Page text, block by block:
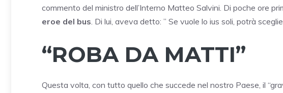
commento del ministro dell’Interno Matteo Salvini. Di poche ore
eroe del bus. Di lui, aveva detto: ” Se vuole lo ius soli, potrà
“ROBA DA MATTI”
Questa volta, con tutto quello che succede nel nostro Paese, il